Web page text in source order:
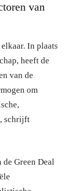
van
In plaats
heeft de
van de
om
schrijft
de Green Deal